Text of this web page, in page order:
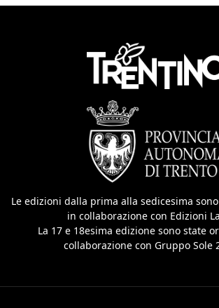
Le edizioni dalla prima alla sedicesima
in collaborazione con Edizioni
La 17 e 18esima edizione sono state
collaborazione con Gruppo Sole